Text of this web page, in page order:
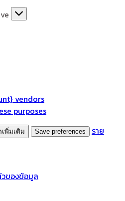
vendors
purposes
เพิ่มเติม Save preferences
ราย
ของข้อมูล